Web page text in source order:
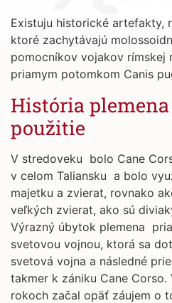
Existuju historické artefakty,
ktoré zachytávajú
pomocníkov vojakov rímskej
priamym potomkom Canis
História
použitie
V stredoveku bolo Cane
v celom Taliansku a bolo
majetku a zvierat, rovnako
veľkých zvierat, ako sú
Výrazný úbytok plemena
svetovou vojnou, ktorá sa
svetová vojna a následné
takmer k zániku Cane Corso.
rokoch začal opäť záujem o